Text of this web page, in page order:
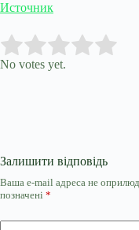
Источник
Rate this item:
No votes yet.
Залишити відповідь
Ваша e-mail адреса не
позначені *